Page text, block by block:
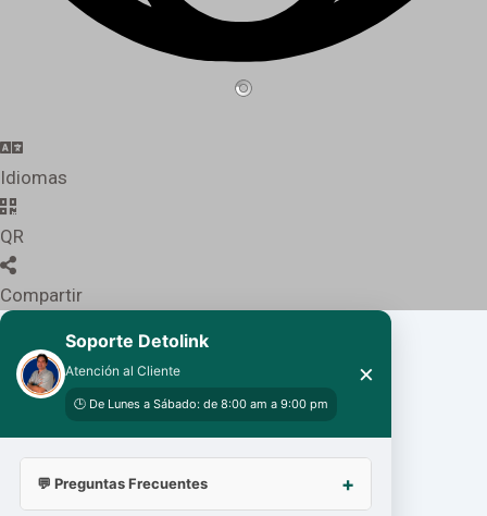
Idiomas
QR
Compartir
Soporte Detolink
Atención al Cliente
🕒 De Lunes a Sábado: de 8:00 am a 9:00 pm
×
💬 Preguntas Frecuentes